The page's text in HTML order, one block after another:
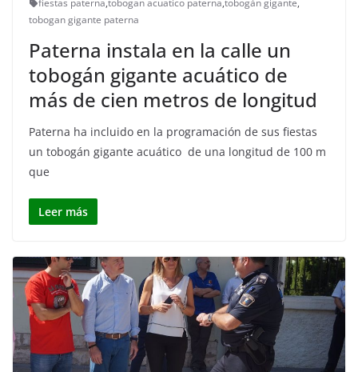
fiestas paterna,tobogan acuatico paterna,tobogán gigante,
tobogan gigante paterna
Paterna instala en la calle un
tobogán gigante acuático de
más de cien metros de longitud
Paterna ha incluido en la programación de sus fiestas
un tobogán gigante acuático de una longitud de 100 m
que
Leer más